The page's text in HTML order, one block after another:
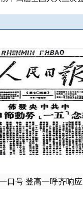
口号 登高一呼齐响应